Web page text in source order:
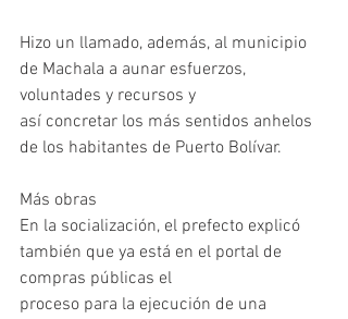
Hizo un llamado, además, al municipio
de Machala a aunar esfuerzos,
voluntades y recursos y
así concretar los más sentidos anhelos
de los habitantes de Puerto Bolívar.
Más obras
En la socialización, el prefecto explicó
también que ya está en el portal de
compras públicas el
proceso para la ejecución de una